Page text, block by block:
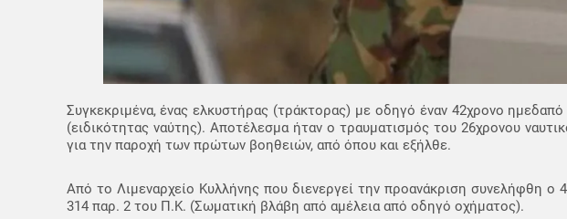
Συγκεκριμένα, ένας ελκυστήρας (τράκτορας) με οδηγό έναν 42χρονο
(ειδικότητας ναύτης). Αποτέλεσμα ήταν ο τραυματισμός του 26χρονου
για την παροχή των πρώτων βοηθειών, από όπου και εξήλθε.
Από το Λιμεναρχείο Κυλλήνης που διενεργεί την προανάκριση συνελήφθη
314 παρ. 2 του Π.Κ. (Σωματική βλάβη από αμέλεια από οδηγό οχήματος).